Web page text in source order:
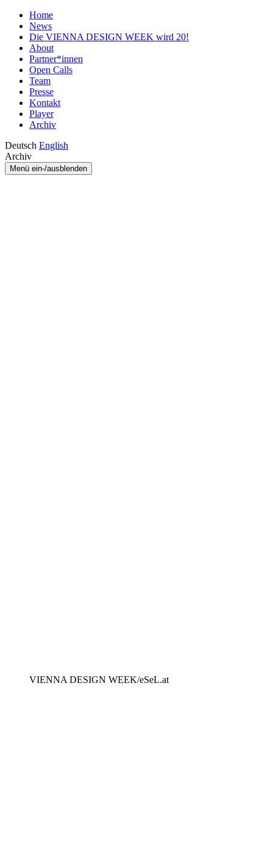
Home
News
Die VIENNA DESIGN WEEK wird 20!
About
Partner*innen
Open Calls
Team
Presse
Kontakt
Player
Archiv
Deutsch English
Archiv
Menü ein-/ausblenden
VIENNA DESIGN WEEK/eSeL.at